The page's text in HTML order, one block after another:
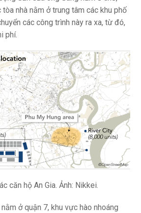
nhà nằm ở trung tâm các khu phố
các công trình này ra xa, từ đó,
phí.
căn hộ An Gia. Ảnh: Nikkei.
ở quận 7, khu vực hào nhoáng